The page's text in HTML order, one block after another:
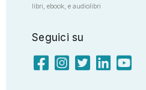
libri, ebook, e audiolibri
Seguici su